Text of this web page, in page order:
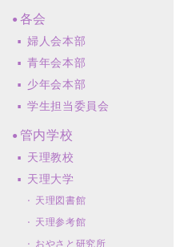
各会
婦人会本部
青年会本部
少年会本部
学生担当委員会
管内学校
天理教校
天理大学
天理図書館
天理参考館
おやさと研究所